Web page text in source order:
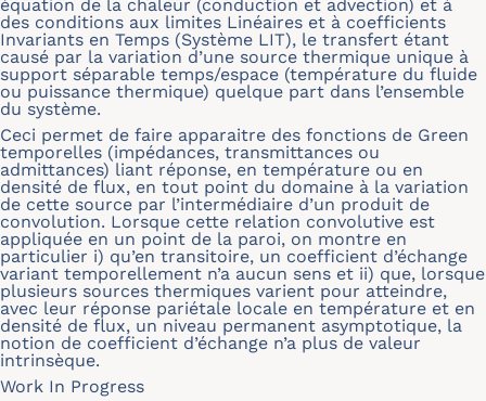
équation de la chaleur (conduction et advection) et à
des conditions aux limites Linéaires et à coefficients
Invariants en Temps (Système LIT), le transfert étant
causé par la variation d’une source thermique unique à
support séparable temps/espace (température du fluide
ou puissance thermique) quelque part dans l’ensemble
du système.
Ceci permet de faire apparaitre des fonctions de Green
temporelles (impédances, transmittances ou
admittances) liant réponse, en température ou en
densité de flux, en tout point du domaine à la variation
de cette source par l’intermédiaire d’un produit de
convolution. Lorsque cette relation convolutive est
appliquée en un point de la paroi, on montre en
particulier i) qu’en transitoire, un coefficient d’échange
variant temporellement n’a aucun sens et ii) que, lorsque
plusieurs sources thermiques varient pour atteindre,
avec leur réponse pariétale locale en température et en
densité de flux, un niveau permanent asymptotique, la
notion de coefficient d’échange n’a plus de valeur
intrinsèque.
Work In Progress